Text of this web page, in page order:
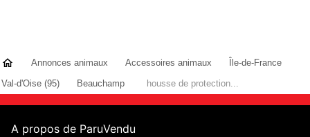
Annonces animaux Accessoires animaux
Île-de-France
Val-d'Oise (95)
Beauchamp housse de protection...
A propos de ParuVendu